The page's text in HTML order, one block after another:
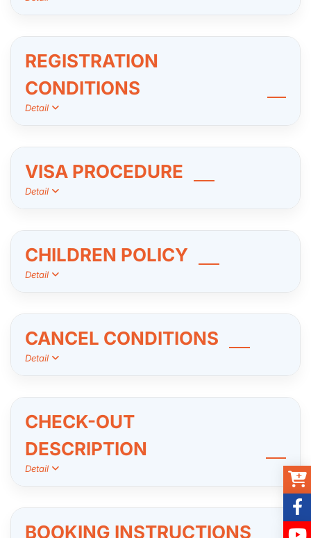
REGISTRATION
CONDITIONS
Detail
VISA PROCEDURE
Detail
CHILDREN POLICY
Detail
CANCEL CONDITIONS
Detail
CHECK-OUT
DESCRIPTION
Detail
BOOKING INSTRUCTIONS